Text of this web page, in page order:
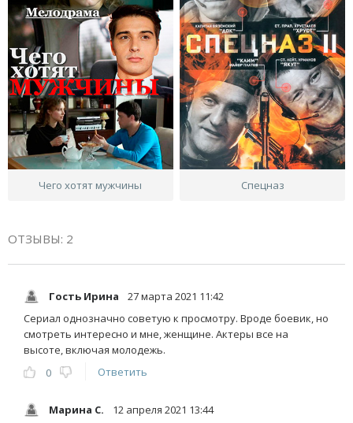
Чего хотят мужчины Спецназ
ОТЗЫВЫ: 2
Гость Ирина
27 марта 2021 11:42
Сериал однозначно советую к просмотру. Вроде боевик, но
смотреть интересно и мне, женщине. Актеры все на
высоте, включая молодежь.
0
Ответить
Марина С.
12 апреля 2021 13:44